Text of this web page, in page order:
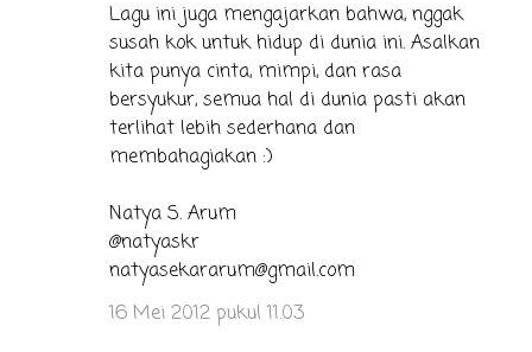
Lagu ini juga mengajarkan bahwa, nggak
susah kok untuk hidup di dunia ini. Asalkan
kita punya cinta, mimpi, dan rasa
bersyukur, semua hal di dunia pasti akan
terlihat lebih sederhana dan
membahagiakan :)
Natya S. Arum
@natyaskr
natyasekararum@gmail.com
16 Mei 2012 pukul 11.03